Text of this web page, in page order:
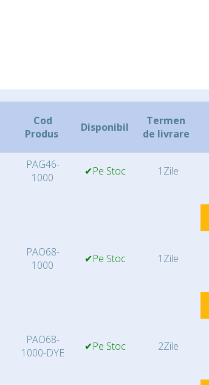
Cod
Produs
Disponibil
Termen
de livrare
PAG46-
1000
✔Pe Stoc 1Zile
PAO68-
1000
✔Pe Stoc 1Zile
PAO68-
1000-DYE
✔Pe Stoc 2Zile